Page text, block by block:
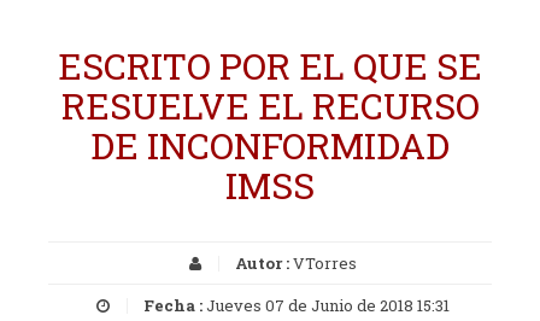
ESCRITO POR EL QUE SE
RESUELVE EL RECURSO
DE INCONFORMIDAD
IMSS
Autor :VTorres
Fecha :Jueves 07 de Junio de 2018 15:31